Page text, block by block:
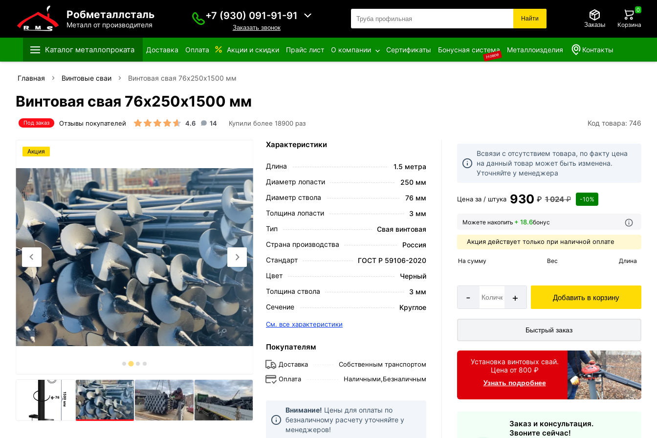
Робметаллсталь
Металл от производителя
+7 (930) 091-91-91
Заказать звонок
Найти
Заказы Корзина
0
Каталог металлопроката Доставка Оплата Акции и скидки Прайс лист О компании Сертификаты Бонусная система
Новое
Металлоизделия Контакты
Главная Винтовые сваи Винтовая свая 76х250х1500 мм
Винтовая свая 76х250х1500 мм
Под заказ Отзывы покупателей 4.6 14 Купили более 18900 раз Код товара: 746
Акция
Всвязи с отсутствием товара, по факту цена
на данный товар может быть изменена.
Уточняйте у менеджера
Цена за / штука 930 ₽ 1 024₽ -10%
Можете накопить + 18.6бонус
Акция действует только при наличной оплате
На сумму Вес Длина
- + Добавить в корзину
Быстрый заказ
Установка винтовых свай.
Цена от 800 ₽
Узнать подробнее
Заказ и консультация.
Звоните сейчас!
Характеристики
Длина
1.5 метра
Диаметр лопасти
250 мм
Диаметр ствола
76 мм
Толщина лопасти
3 мм
Тип
Свая винтовая
Страна производства
Россия
Стандарт
ГОСТ Р 59106-2020
Цвет
Черный
Толщина ствола
3 мм
Сечение
Круглое
См. все характеристики
Покупателям
Доставка
Собственным транспортом
Оплата
Наличными,Безналичным
Внимание! Цены для оплаты по
безналичному расчету уточняйте у
менеджеров!